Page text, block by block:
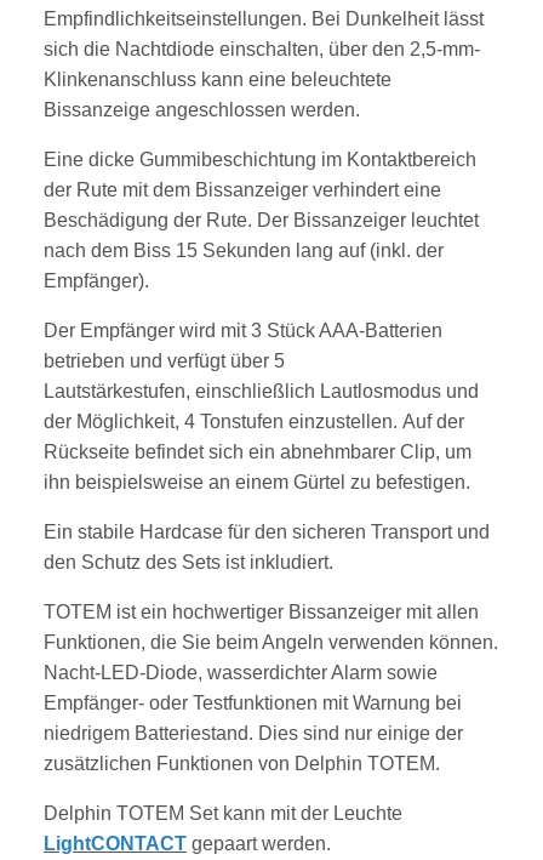
Empfindlichkeitseinstellungen. Bei Dunkelheit lässt
sich die Nachtdiode einschalten, über den 2,5-mm-
Klinkenanschluss kann eine beleuchtete
Bissanzeige angeschlossen werden.
Eine dicke Gummibeschichtung im Kontaktbereich
der Rute mit dem Bissanzeiger verhindert eine
Beschädigung der Rute. Der Bissanzeiger leuchtet
nach dem Biss 15 Sekunden lang auf (inkl. der
Empfänger).
Der Empfänger wird mit 3 Stück AAA-Batterien
betrieben und verfügt über 5
Lautstärkestufen, einschließlich Lautlosmodus und
der Möglichkeit, 4 Tonstufen einzustellen. Auf der
Rückseite befindet sich ein abnehmbarer Clip, um
ihn beispielsweise an einem Gürtel zu befestigen.
Ein stabile Hardcase für den sicheren Transport und
den Schutz des Sets ist inkludiert.
TOTEM ist ein hochwertiger Bissanzeiger mit allen
Funktionen, die Sie beim Angeln verwenden können.
Nacht-LED-Diode, wasserdichter Alarm sowie
Empfänger- oder Testfunktionen mit Warnung bei
niedrigem Batteriestand. Dies sind nur einige der
zusätzlichen Funktionen von Delphin TOTEM.
Delphin TOTEM Set kann mit der Leuchte
LightCONTACT gepaart werden.